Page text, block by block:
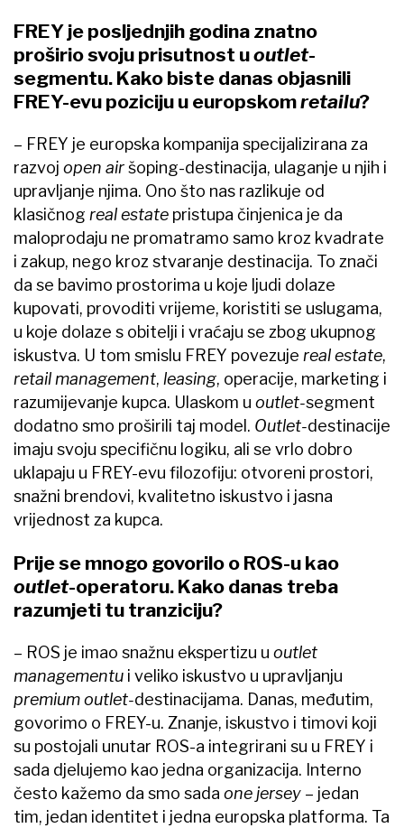
FREY je posljednjih godina znatno
proširio svoju prisutnost uoutlet-
segmentu. Kako biste danas objasnili
FREY-evu poziciju u europskomretailu?
–​ FREY je europska kompanija specijalizirana za
razvoj open airšoping-destinacija, ulaganje u njih i
upravljanje njima. Ono što nas razlikuje od
klasičnog real estate pristupa činjenica je da
maloprodaju ne promatramo samo kroz kvadrate
i zakup, nego kroz stvaranje destinacija. To znači
da se bavimo prostorima u koje ljudi dolaze
kupovati, provoditi vrijeme, koristiti se uslugama,
u koje dolaze s obitelji i vraćaju se zbog ukupnog
iskustva. U tom smislu FREY povezuje real estate,
retail management, leasing, operacije, marketing i
razumijevanje kupca. Ulaskom u outlet-segment
dodatno smo proširili taj model. Outlet-destinacije
imaju svoju specifičnu logiku, ali se vrlo dobro
uklapaju u FREY-evu filozofiju: otvoreni prostori,
snažni brendovi, kvalitetno iskustvo i jasna
vrijednost za kupca.
Prije se mnogo govorilo o ROS-u kao
outlet-operatoru. Kako danas treba
razumjeti tu tranziciju?
–​ ROS je imao snažnu ekspertizu u outlet
managementu i veliko iskustvo u upravljanju
premium outlet-destinacijama. Danas, međutim,
govorimo o FREY-u. Znanje, iskustvo i timovi koji
su postojali unutar ROS-a integrirani su u FREY i
sada djelujemo kao jedna organizacija. Interno
često kažemo da smo sada one jersey – jedan
tim, jedan identitet i jedna europska platforma. Ta